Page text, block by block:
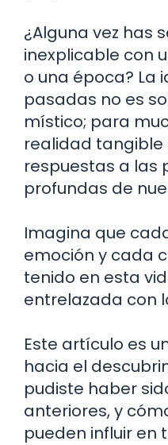
¿Alguna vez has
inexplicable con
o una época? La
pasadas no es
místico; para
realidad
respuestas a las
profundas de
Imagina que
emoción y cada
tenido en esta
entrelazada con
Este artículo es
hacia el
pudiste haber
anteriores, y
pueden influir en